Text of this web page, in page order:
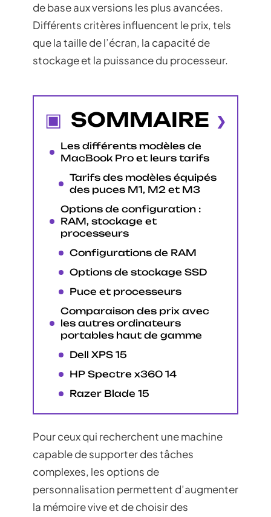
de base aux versions les plus avancées.
Différents critères influencent le prix, tels
que la taille de l’écran, la capacité de
stockage et la puissance du processeur.
SOMMAIRE
Les différents modèles de
MacBook Pro et leurs tarifs
Tarifs des modèles équipés
des puces M1, M2 et M3
Options de configuration :
RAM, stockage et
processeurs
Configurations de RAM
Options de stockage SSD
Puce et processeurs
Comparaison des prix avec
les autres ordinateurs
portables haut de gamme
Dell XPS 15
HP Spectre x360 14
Razer Blade 15
Pour ceux qui recherchent une machine
capable de supporter des tâches
complexes, les options de
personnalisation permettent d’augmenter
la mémoire vive et de choisir des